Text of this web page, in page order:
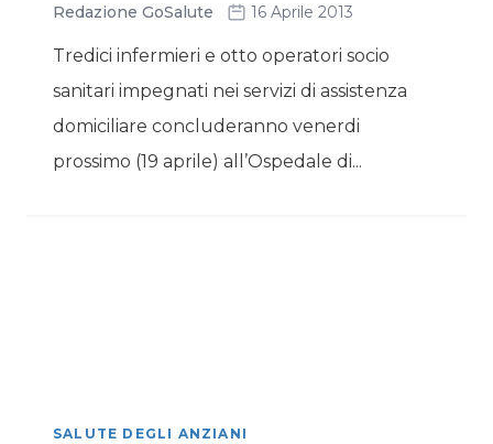
Redazione GoSalute 16 Aprile 2013
Tredici infermieri e otto operatori socio
sanitari impegnati nei servizi di assistenza
domiciliare concluderanno venerdi
prossimo (19 aprile) all’Ospedale di...
SALUTE DEGLI ANZIANI